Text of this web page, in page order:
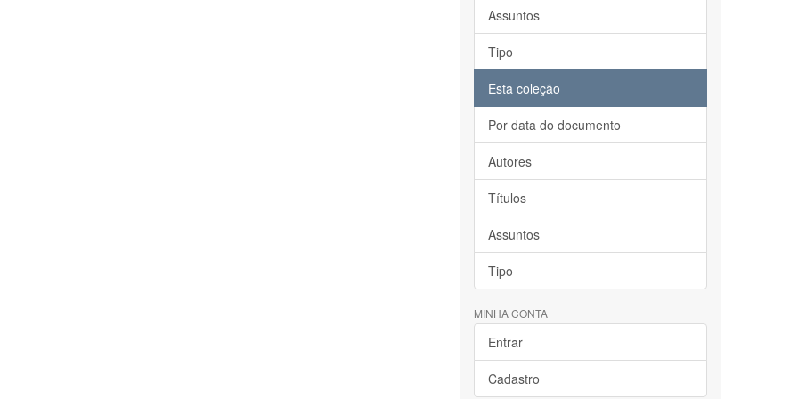
Assuntos
Tipo
Esta coleção
Por data do documento
Autores
Títulos
Assuntos
Tipo
MINHA CONTA
Entrar
Cadastro